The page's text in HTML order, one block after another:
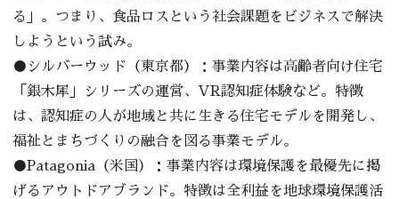
る」。つまり、食品ロスという社会課題をビジネスで解決
しようという試み。
●シルバーウッド（東京都）：事業内容は高齢者向け住宅
「銀木犀」シリーズの運営、VR認知症体験など。特徴
は、認知症の人が地域と共に生きる住宅モデルを開発し、
福祉とまちづくりの融合を図る事業モデル。
●Patagonia（米国）：事業内容は環境保護を最優先に掲
げるアウトドアブランド。特徴は全利益を地球環境保護活